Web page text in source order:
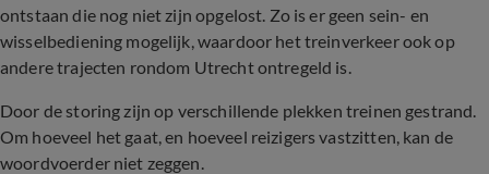
ontstaan die nog niet zijn opgelost. Zo is er geen sein- en
wisselbediening mogelijk, waardoor het treinverkeer ook op
andere trajecten rondom Utrecht ontregeld is.
Door de storing zijn op verschillende plekken treinen gestrand.
Om hoeveel het gaat, en hoeveel reizigers vastzitten, kan de
woordvoerder niet zeggen.